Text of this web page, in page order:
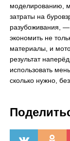
моделированию,
затраты на
разубоживания,
экономить не
материалы, и
результат
использовать
сколько нужно,